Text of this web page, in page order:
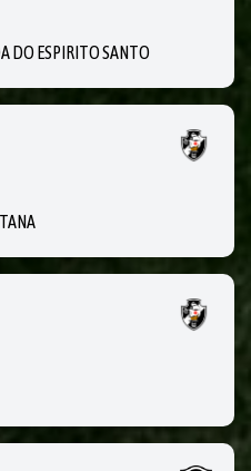
DO ESPIRITO SANTO